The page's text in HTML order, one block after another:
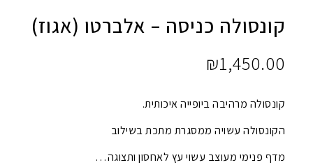
קונסולה כניסה – אלברטו (אגוז)
₪1,450.00
קונסולה מרהיבה ביופייה איכותית.
הקונסולה עשויה ממסגרת מתכת בשילוב
מדף פנימי מעוצב עשוי עץ לאחסון ותצוגה…